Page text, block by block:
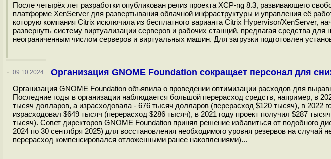
После четырёх лет разработки опубликован релиз проекта XCP-ng 8.3, развивающего
платформе XenServer для развертывания облачной инфраструктуры и управления её
которую компания Citrix исключила из бесплатного варианта Citrix Hypervisor/XenServer,
развернуть систему виртуализации серверов и рабочих станций, предлагая средства для
неограниченным числом серверов и виртуальных машин. Для загрузки подготовлен
· 09.10.2024 Организация GNOME Foundation сокращает персонал для
Организация GNOME Foundation объявила о проведении оптимизации расходов для
Последние годы в организации наблюдается большой перерасход средств, например, в
тысяч долларов, а израсходовала - 676 тысяч долларов (перерасход $120 тысяч), в 2022
израсходовал $649 тысяч (перерасход $286 тысяч), в 2021 году проект получил $287
тысяч). Совет директоров GNOME Foundation принял решение избавиться от подобного
2024 по 30 сентября 2025) для восстановления необходимого уровня резервов на случай
перерасход компенсировался отложенными ранее накоплениями)...